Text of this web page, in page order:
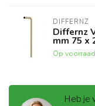
DIFFERNZ
Differnz
mm 75 x
Op voorraad
Heb je